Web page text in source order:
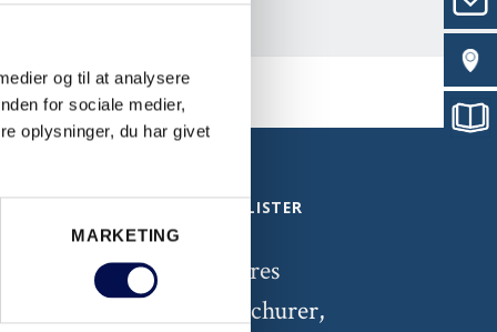
og til at analysere
for sociale medier,
oplysninger, du har givet
MARKETING
BROCHURER OG PRISLISTER
Her kan du se vores
inspirerende brochurer,